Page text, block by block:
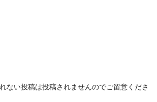
ない投稿は投稿されませんのでご留意くださ